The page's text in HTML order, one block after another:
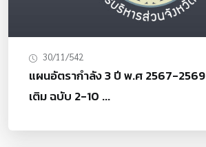
30/11/542
แผนอัตรากำลัง 3 ปี พ.ศ 2567-2569
เติม ฉบับ 2-10 ...